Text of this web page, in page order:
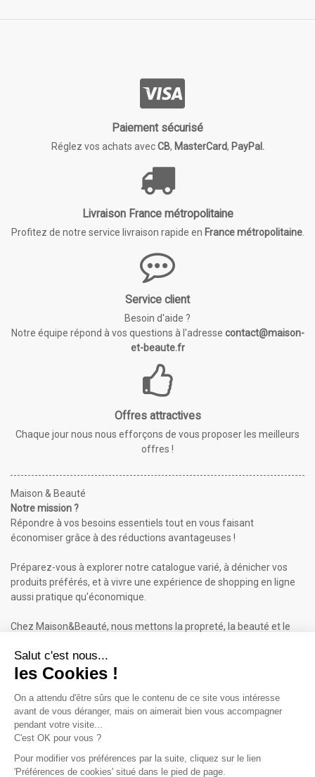
Paiement sécurisé
Réglez vos achats avecCB, MasterCard, PayPal.
Livraison France métropolitaine
Profitez de notre service livraison rapide en France métropolitaine.
Service client
Besoin d'aide ?
Notre équipe répond à vos questions à l'adresse contact@maison-
et-beaute.fr
Offres attractives
Chaque jour nous nous efforçons de vous proposer les meilleurs
offres !
Maison & Beauté
Notre mission ?
Répondre à vos besoins essentiels tout en vous faisant
économiser grâce à des réductions avantageuses !
Préparez-vous à explorer notre catalogue varié, à dénicher vos
produits préférés, et à vivre une expérience de shopping en ligne
aussi pratique qu'économique.
Chez Maison&Beauté, nous mettons la propreté, la beauté et le
Maison & Beauté : Informations
À propos de nous
Conditions générales de vente (CGV)
Plan du site
Contactez-nous
Inscrivez-vous à notre Newsletter